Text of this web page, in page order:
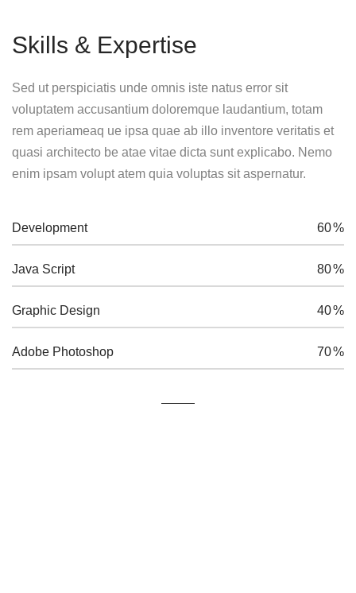
Skills & Expertise
Sed ut perspiciatis unde omnis iste natus error sit
voluptatem accusantium doloremque laudantium, totam
rem aperiameaq ue ipsa quae ab illo inventore veritatis et
quasi architecto be atae vitae dicta sunt explicabo. Nemo
enim ipsam volupt atem quia voluptas sit aspernatur.
Development 60%
Java Script 80%
Graphic Design 40%
Adobe Photoshop 70%